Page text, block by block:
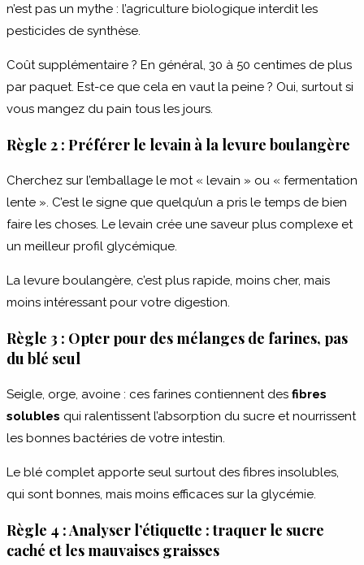
n’est pas un mythe : l’agriculture biologique interdit les
pesticides de synthèse.
Coût supplémentaire ? En général, 30 à 50 centimes de plus
par paquet. Est-ce que cela en vaut la peine ? Oui, surtout si
vous mangez du pain tous les jours.
Règle 2 : Préférer le levain à la levure boulangère
Cherchez sur l’emballage le mot « levain » ou « fermentation
lente ». C’est le signe que quelqu’un a pris le temps de bien
faire les choses. Le levain crée une saveur plus complexe et
un meilleur profil glycémique.
La levure boulangère, c’est plus rapide, moins cher, mais
moins intéressant pour votre digestion.
Règle 3 : Opter pour des mélanges de farines, pas
du blé seul
Seigle, orge, avoine : ces farines contiennent des fibres
solubles qui ralentissent l’absorption du sucre et nourrissent
les bonnes bactéries de votre intestin.
Le blé complet apporte seul surtout des fibres insolubles,
qui sont bonnes, mais moins efficaces sur la glycémie.
Règle 4 : Analyser l’étiquette : traquer le sucre
caché et les mauvaises graisses